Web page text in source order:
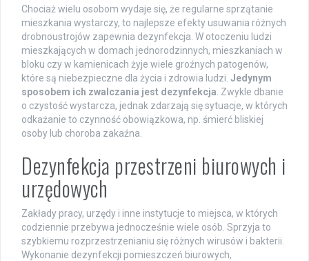
Chociaż wielu osobom wydaje się, że regularne sprzątanie
mieszkania wystarczy, to najlepsze efekty usuwania różnych
drobnoustrojów zapewnia dezynfekcja. W otoczeniu ludzi
mieszkających w domach jednorodzinnych, mieszkaniach w
bloku czy w kamienicach żyje wiele groźnych patogenów,
które są niebezpieczne dla życia i zdrowia ludzi. Jedynym
sposobem ich zwalczania jest dezynfekcja . Zwykle dbanie
o czystość wystarcza, jednak zdarzają się sytuacje, w których
odkażanie to czynność obowiązkowa, np. śmierć bliskiej
osoby lub choroba zakaźna.
Dezynfekcja przestrzeni biurowych i
urzędowych
Zakłady pracy, urzędy i inne instytucje to miejsca, w których
codziennie przebywa jednocześnie wiele osób. Sprzyja to
szybkiemu rozprzestrzenianiu się różnych wirusów i bakterii.
Wykonanie dezynfekcji pomieszczeń biurowych,